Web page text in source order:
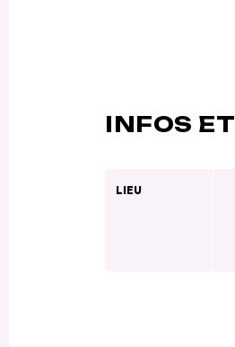
INFOS
LIEU